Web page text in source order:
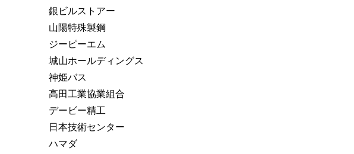
銀ビルストアー
山陽特殊製鋼
ジーピーエム
城山ホールディングス
神姫バス
高田工業協業組合
デービー精工
日本技術センター
ハマダ